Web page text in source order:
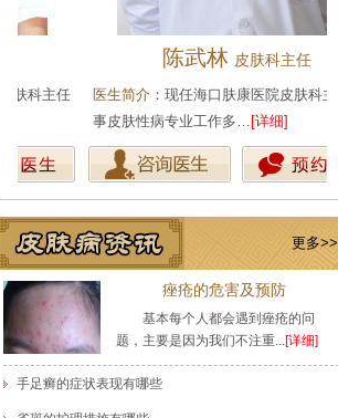
皮肤科主任
医生简介
：现任海口肤康医院皮肤科主任，从
事皮肤性病专业工作多… [详细]
更多>>
痤疮的危害及预防
基本每个人都会遇到痤疮的问
题，主要是因为我们不注重...[详细]
手足癣的症状表现有哪些